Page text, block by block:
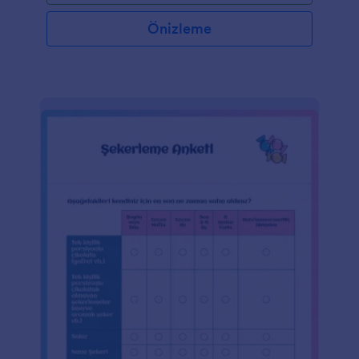
düzenleyin.Tek yapmanız gereken tüm alanlarını
düzenleyebildiğiniz hazır şablonu klonlayıp ya
internet sitenize yerleştirmek ya e-postayla
özelleştirme tek bir satır bile kodlama gerektirmeden
Önizleme